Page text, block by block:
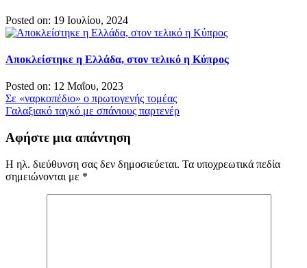
Posted on: 19 Ιουλίου, 2024
Αποκλείστηκε η Ελλάδα, στον τελικό η Κύπρος
Posted on: 12 Μαΐου, 2023
Πλοήγηση
άρθρων
Σε «ναρκοπέδιο» ο πρωτογενής τομέας
Γαλαξιακό ταγκό με σπάνιους παρτενέρ
Αφήστε μια απάντηση
Η ηλ. διεύθυνση σας δεν δημοσιεύεται. Τα υποχρεωτικά πεδία
σημειώνονται με *